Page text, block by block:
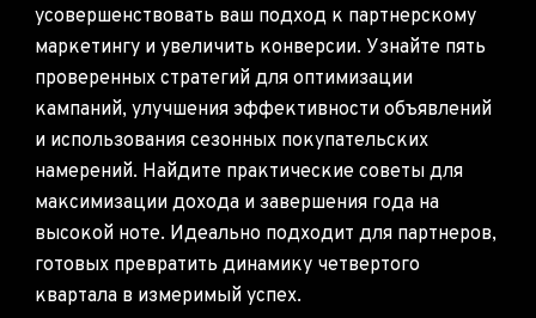
усовершенствовать ваш подход к партнерскому
маркетингу и увеличить конверсии. Узнайте пять
проверенных стратегий для оптимизации
кампаний, улучшения эффективности объявлений
и использования сезонных покупательских
намерений. Найдите практические советы для
максимизации дохода и завершения года на
высокой ноте. Идеально подходит для партнеров,
готовых превратить динамику четвертого
квартала в измеримый успех.